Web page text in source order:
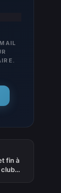
fin à
club